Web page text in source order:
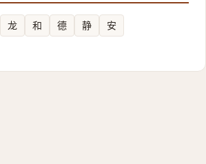
龙 和 德 静 安